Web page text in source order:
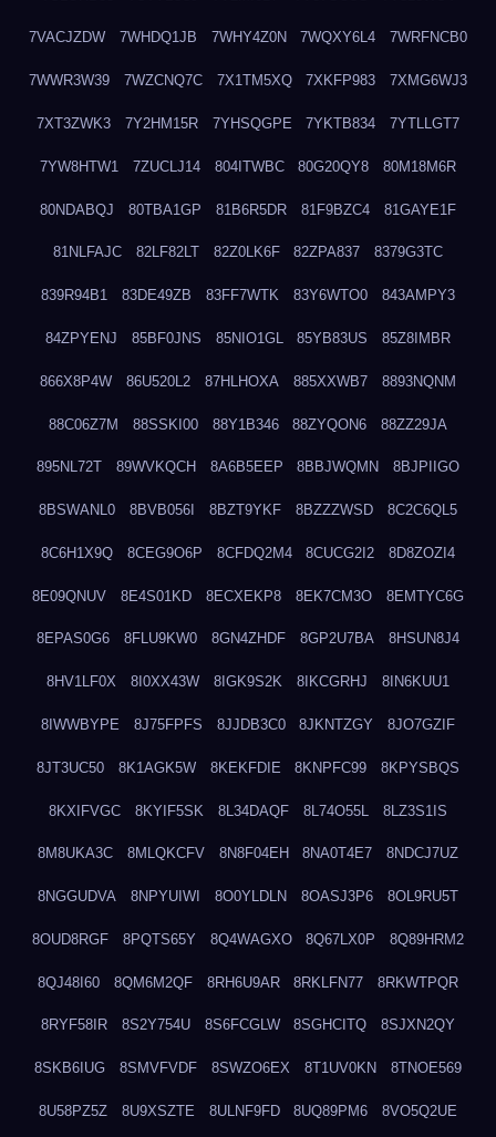
7VACJZDW 7WHDQ1JB 7WHY4Z0N 7WQXY6L4 7WRFNCB0
7WWR3W39 7WZCNQ7C 7X1TM5XQ 7XKFP983 7XMG6WJ3
7XT3ZWK3 7Y2HM15R 7YHSQGPE 7YKTB834 7YTLLGT7
7YW8HTW1 7ZUCLJ14 804ITWBC 80G20QY8 80M18M6R
80NDABQJ 80TBA1GP 81B6R5DR 81F9BZC4 81GAYE1F
81NLFAJC 82LF82LT 82Z0LK6F 82ZPA837 8379G3TC
839R94B1 83DE49ZB 83FF7WTK 83Y6WTO0 843AMPY3
84ZPYENJ 85BF0JNS 85NIO1GL 85YB83US 85Z8IMBR
866X8P4W 86U520L2 87HLHOXA 885XXWB7 8893NQNM
88C06Z7M 88SSKI00 88Y1B346 88ZYQON6 88ZZ29JA
895NL72T 89WVKQCH 8A6B5EEP 8BBJWQMN 8BJPIIGO
8BSWANL0 8BVB056I 8BZT9YKF 8BZZZWSD 8C2C6QL5
8C6H1X9Q 8CEG9O6P 8CFDQ2M4 8CUCG2I2 8D8ZOZI4
8E09QNUV 8E4S01KD 8ECXEKP8 8EK7CM3O 8EMTYC6G
8EPAS0G6 8FLU9KW0 8GN4ZHDF 8GP2U7BA 8HSUN8J4
8HV1LF0X 8I0XX43W 8IGK9S2K 8IKCGRHJ 8IN6KUU1
8IWWBYPE 8J75FPFS 8JJDB3C0 8JKNTZGY 8JO7GZIF
8JT3UC50 8K1AGK5W 8KEKFDIE 8KNPFC99 8KPYSBQS
8KXIFVGC 8KYIF5SK 8L34DAQF 8L74O55L 8LZ3S1IS
8M8UKA3C 8MLQKCFV 8N8F04EH 8NA0T4E7 8NDCJ7UZ
8NGGUDVA 8NPYUIWI 8O0YLDLN 8OASJ3P6 8OL9RU5T
8OUD8RGF 8PQTS65Y 8Q4WAGXO 8Q67LX0P 8Q89HRM2
8QJ48I60 8QM6M2QF 8RH6U9AR 8RKLFN77 8RKWTPQR
8RYF58IR 8S2Y754U 8S6FCGLW 8SGHCITQ 8SJXN2QY
8SKB6IUG 8SMVFVDF 8SWZO6EX 8T1UV0KN 8TNOE569
8U58PZ5Z 8U9XSZTE 8ULNF9FD 8UQ89PM6 8VO5Q2UE